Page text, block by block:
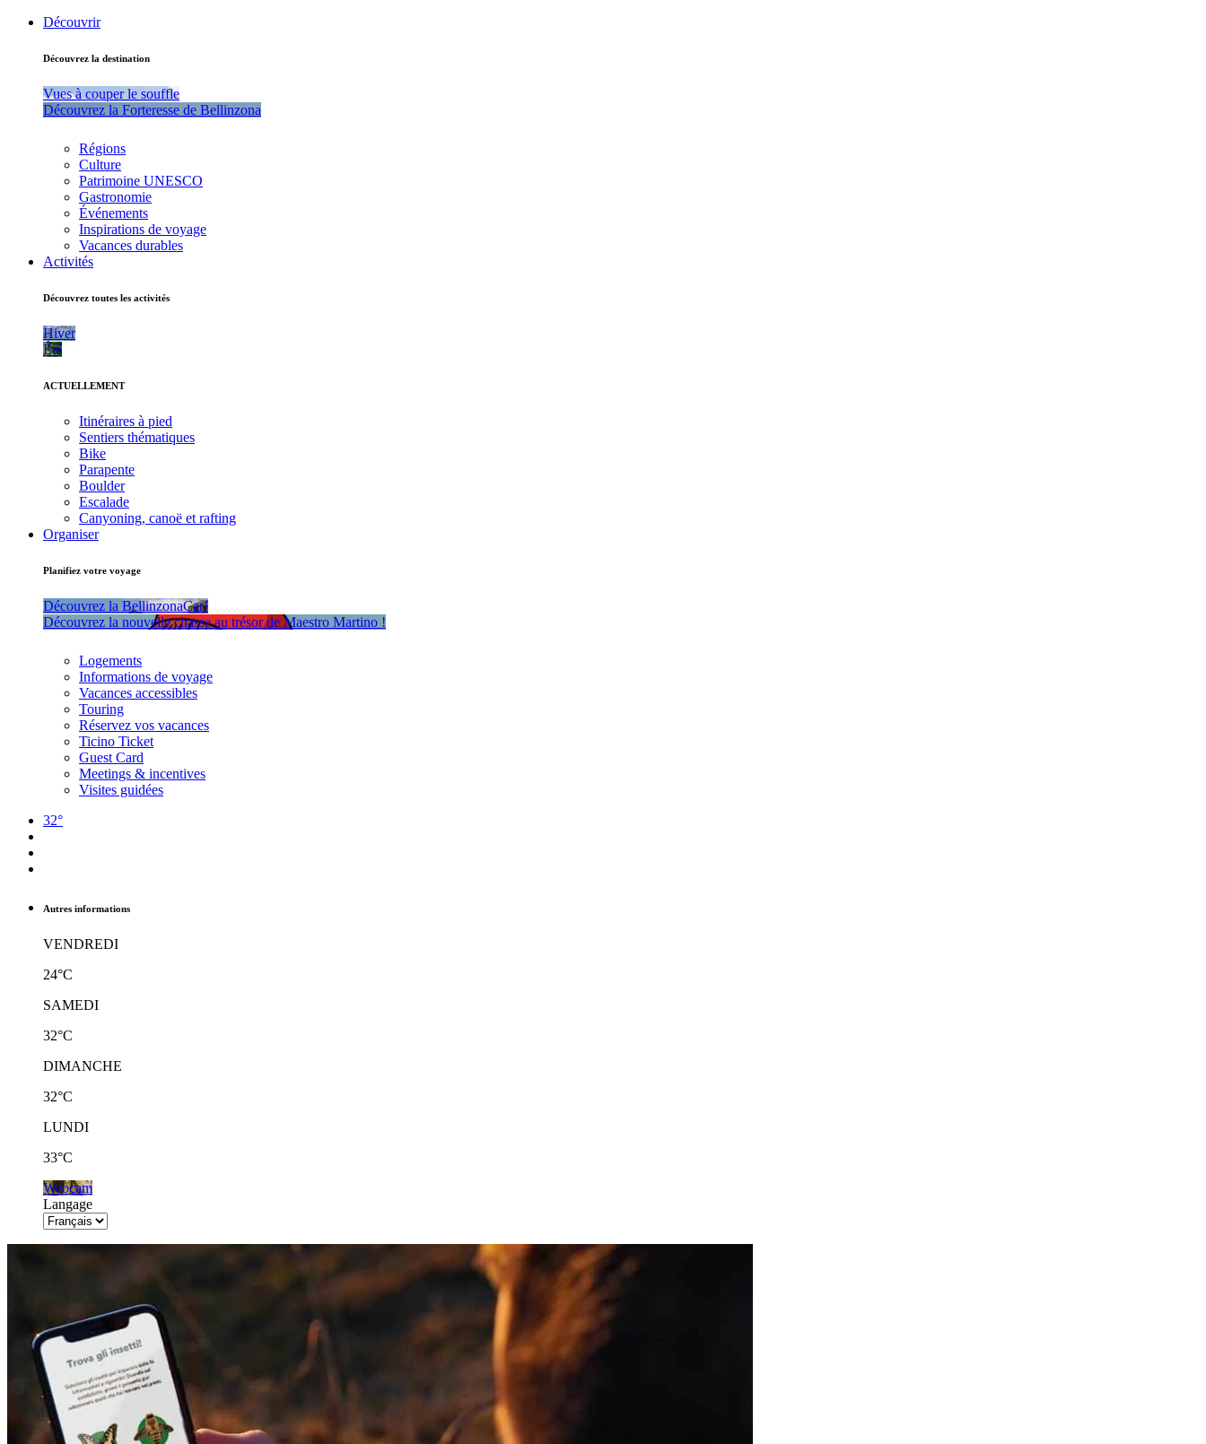
Découvrir
Découvrez la destination
Vues à couper le souffle
Découvrez la Forteresse de Bellinzona
Régions
Culture
Patrimoine UNESCO
Gastronomie
Événements
Inspirations de voyage
Vacances durables
Activités
Découvrez toutes les activités
Hiver
Été
ACTUELLEMENT
Itinéraires à pied
Sentiers thématiques
Bike
Parapente
Boulder
Escalade
Canyoning, canoë et rafting
Organiser
Planifiez votre voyage
Découvrez la BellinzonaCar!
Découvrez la nouvelle chasse au trésor de Maestro Martino !
Logements
Informations de voyage
Vacances accessibles
Touring
Réservez vos vacances
Ticino Ticket
Guest Card
Meetings & incentives
Visites guidées
32°
Autres informations
VENDREDI
24°C
SAMEDI
32°C
DIMANCHE
32°C
LUNDI
33°C
Webcam
Langage